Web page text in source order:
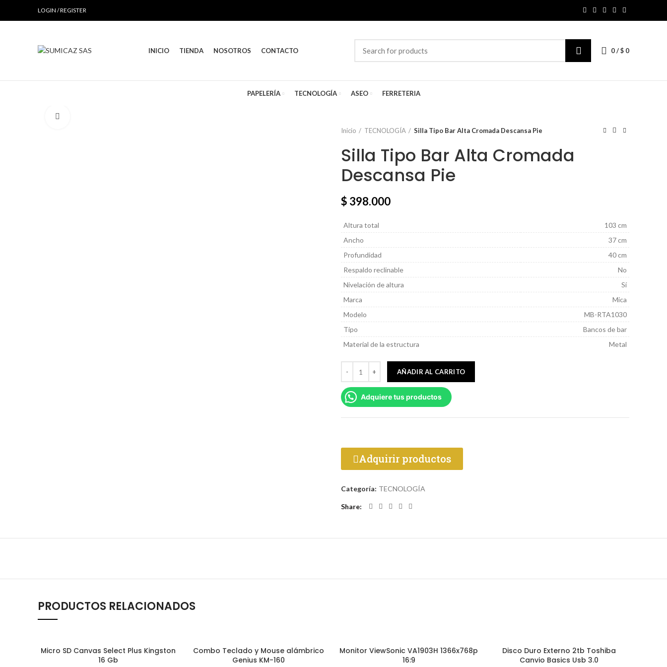
LOGIN / REGISTER
INICIO TIENDA NOSOTROS CONTACTO 0/$ 0
PAPELERÍA TECNOLOGÍA ASEO FERRETERIA
Inicio
TECNOLOGÍA Silla Tipo Bar Alta Cromada Descansa Pie
Silla Tipo Bar Alta Cromada
Descansa Pie
$ 398.000
Altura total
103 cm
Ancho
37 cm
Profundidad
40 cm
Respaldo reclinable
No
Nivelación de altura
Sí
Marca
Mica
Modelo
MB-RTA1030
Tipo
Bancos de bar
Material de la estructura
Metal
AÑADIR AL CARRITO
Adquiere tus productos
Adquirir productos
Categoría: TECNOLOGÍA
Share
PRODUCTOS RELACIONADOS
AÑADIR AL CARRITO
Micro SD Canvas Select Plus Kingston
16 Gb
AÑADIR AL CARRITO
Combo Teclado y Mouse alámbrico
Genius KM-160
AÑADIR AL CARRITO
Monitor ViewSonic VA1903H 1366x768p
16:9
AÑADIR AL CARRITO
Disco Duro Externo 2tb Toshiba
Canvio Basics Usb 3.0